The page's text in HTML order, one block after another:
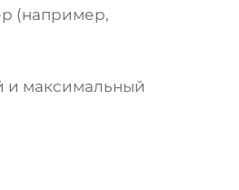
(например,
и максимальный